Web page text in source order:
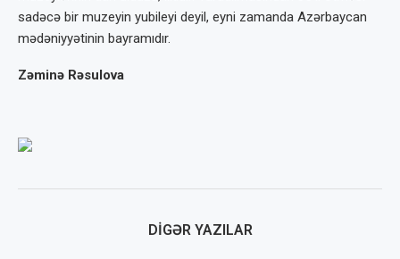
sadəcə bir muzeyin yubileyi deyil, eyni zamanda Azərbaycan
mədəniyyətinin bayramıdır.
Zəminə Rəsulova
DIGƏR YAZILAR